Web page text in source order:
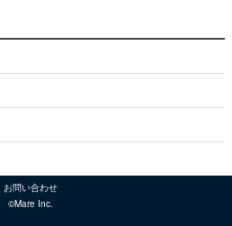
お問い合わせ
©Mare Inc.